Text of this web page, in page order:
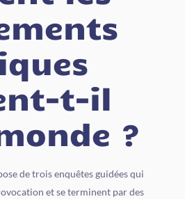
t-il
?
de trois enquêtes guidées qui
et se terminent par des